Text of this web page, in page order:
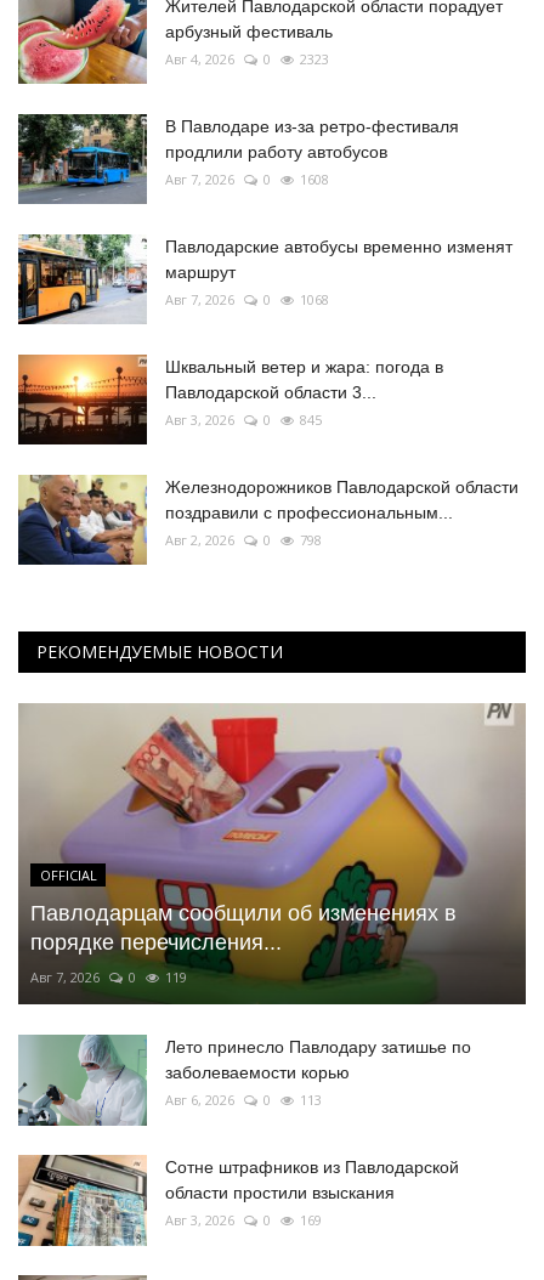
Жителей Павлодарской области порадует
арбузный фестиваль
Авг 4, 2026 0 2323
В Павлодаре из-за ретро-фестиваля
продлили работу автобусов
Авг 7, 2026 0 1608
Павлодарские автобусы временно изменят
маршрут
Авг 7, 2026 0 1068
Шквальный ветер и жара: погода в
Павлодарской области 3...
Авг 3, 2026 0 845
Железнодорожников Павлодарской области
поздравили с профессиональным...
Авг 2, 2026 0 798
РЕКОМЕНДУЕМЫЕ НОВОСТИ
OFFICIAL
Павлодарцам сообщили об изменениях в
порядке перечисления...
Авг 7, 2026 0 119
Лето принесло Павлодару затишье по
заболеваемости корью
Авг 6, 2026 0 113
Сотне штрафников из Павлодарской
области простили взыскания
Авг 3, 2026 0 169